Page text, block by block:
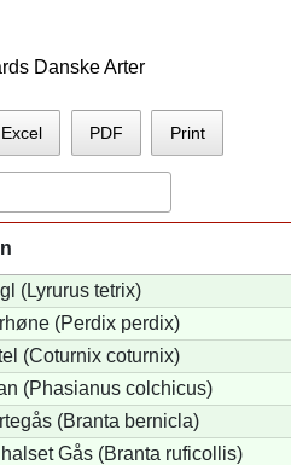
Danske Arter
Excel PDF Print
(Lyrurus tetrix)
(Perdix perdix)
(Coturnix coturnix)
(Phasianus colchicus)
(Branta bernicla)
Gås (Branta ruficollis)